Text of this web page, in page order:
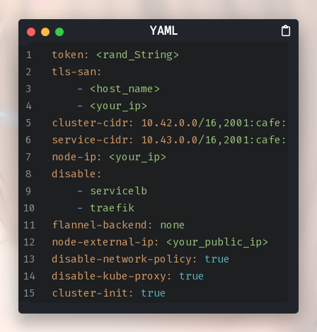
token:
<rand_String>
tls-san:
- <host_name>
- <your_ip>
cluster-cidr:
10.42 .0 .0/
service-cidr:
10.43 .0 .0/
node-ip:
<your_ip>
disable:
- servicelb
- traefik
flannel-backend:
none
node-external-ip:
<your_public_ip>
disable-network-policy:
true
disable-kube-proxy:
true
cluster-init:
true